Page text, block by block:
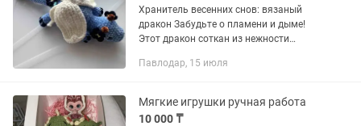
Хранитель весенних снов: вязаный
дракон Забудьте о пламени и дыме!
Этот дракон соткан из нежности
цветов. Он не охраняет сокровища, а
Павлодар, 15 июля
Мягкие игрушки ручная работа
10 000 ₸